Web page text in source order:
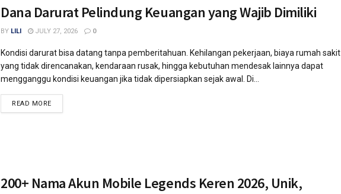
Dana Darurat Pelindung Keuangan yang Wajib Dimiliki
BY LILI JULY 27, 2026 0
Kondisi darurat bisa datang tanpa pemberitahuan. Kehilangan pekerjaan, biaya rumah sakit
yang tidak direncanakan, kendaraan rusak, hingga kebutuhan mendesak lainnya dapat
mengganggu kondisi keuangan jika tidak dipersiapkan sejak awal. Di...
READ MORE
200+ Nama Akun Mobile Legends Keren 2026, Unik,